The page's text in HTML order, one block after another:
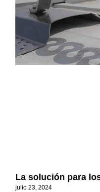
La solución para
julio 23, 2024